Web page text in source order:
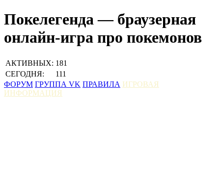
Покелегенда — браузерная
онлайн-игра про покемонов
АКТИВНЫХ: 181
СЕГОДНЯ:
111
ФОРУМ ГРУППА VK ПРАВИЛА ИГРОВАЯ
ИНФОРМАЦИЯ